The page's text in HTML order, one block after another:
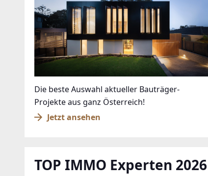
Die beste Auswahl aktueller Bauträger-
Projekte aus ganz Österreich!
Jetzt ansehen
TOP IMMO Experten 2026